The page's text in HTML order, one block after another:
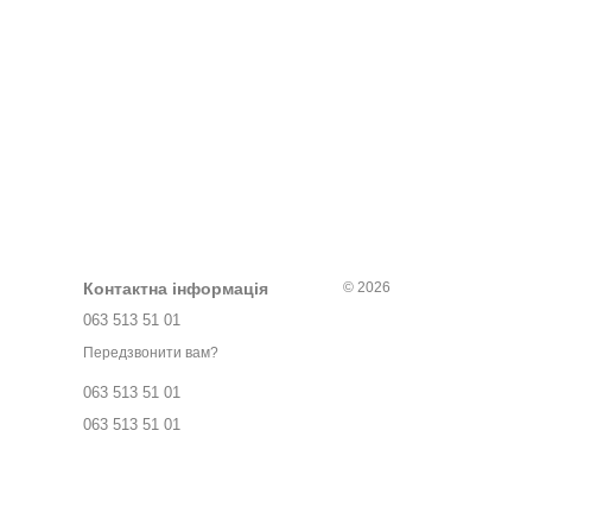
Контактна інформація
063 513 51 01
Передзвонити вам?
063 513 51 01
063 513 51 01
© 2026